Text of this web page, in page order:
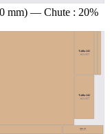
mm) — Chute : 20%
Tabla 241
161×357
Tabla 242
161×357
Tabla 233
334×70 ↻